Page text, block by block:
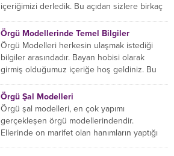
içeriğimizi derledik. Bu açıdan sizlere birkaç
Örgü Modellerinde Temel Bilgiler
Örgü Modelleri herkesin ulaşmak istediği
bilgiler arasındadır. Bayan hobisi olarak
girmiş olduğumuz içeriğe hoş geldiniz. Bu
Örgü Şal Modelleri
Örgü şal modelleri, en çok yapımı
gerçekleşen örgü modellerindendir.
Ellerinde on marifet olan hanımların yaptığı